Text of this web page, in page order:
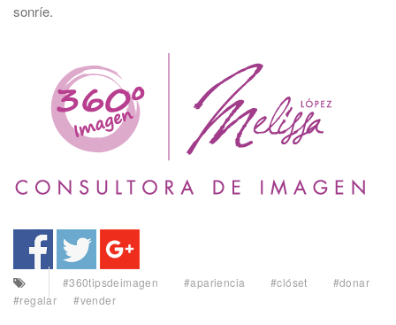
sonríe.
#360tipsdeimagen #apariencia #clóset
#donar
#regalar
#vender